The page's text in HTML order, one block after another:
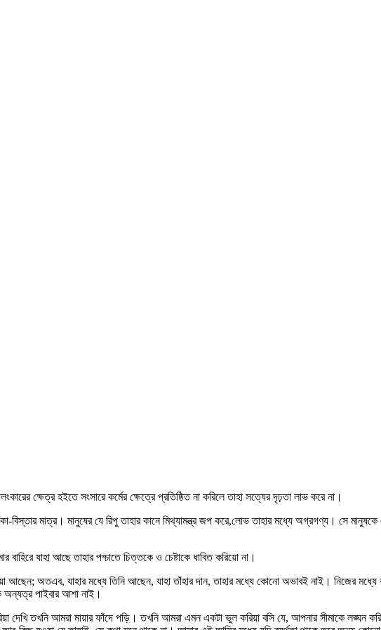
ক্ষেত্র হইতে সংসারে কর্মের ক্ষেত্রে প্রতিষ্ঠিত না করিলে তাহা সত্যের দৃঢ়তা লাভ করে না।
বিস্তার মাত্র। মানুষের যে রিপু তাহার কানে মিথ্যামন্ত্র জপ করে,লোভ তাহার মধ্যে অগ্রগণ্য। সে
যাহা আছে তাহার পশ্চাতে চিত্তকে ও চেষ্টাকে ধাবিত করিয়ো না।
অতএব, যাহার মধ্যে তিনি আছেন, যাহা তাঁহার দান, তাহার মধ্যে কোনো অভাবই নাই। নিজের মধ্যে
অন্যত্র পাইবার আশা নাই।
তখনি আমরা মায়ার ফাঁদে পড়ি। তখনি আমরা এমন একটা ভুল করিয়া বসি যে, আপনার সীমাকে লঙ্ঘন